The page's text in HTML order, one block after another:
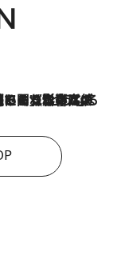
影響はいつまで続く？《エネルギー専門家に聞く“どうなる日本の暮らし”》